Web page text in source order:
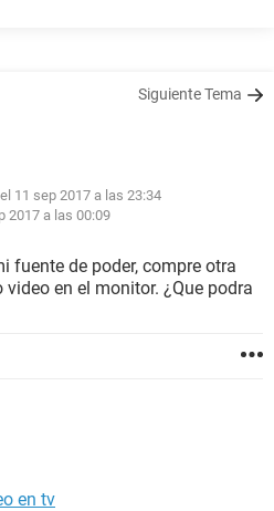
Siguiente Tema
11 sep 2017 a las 23:34
2017 a las 00:09
fuente de poder, compre otra
en el monitor. ¿Que podra
en tv